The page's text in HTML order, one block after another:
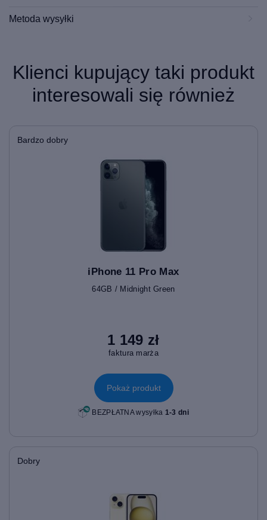
Metoda wysyłki
Klienci kupujący taki produkt
interesowali się również
Bardzo dobry
iPhone 11 Pro Max
64GB / Midnight Green
1 149 zł
faktura marża
Pokaż produkt
BEZPŁATNA wysyłka 1-3 dni
Dobry